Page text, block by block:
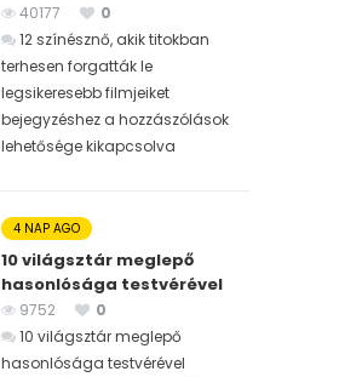
40177
0
12 színésznő, akik titokban
terhesen forgatták le
legsikeresebb filmjeiket
bejegyzéshez a hozzászólások
lehetősége kikapcsolva
4 NAP AGO
10 világsztár meglepő
hasonlósága testvérével
9752
0
10 világsztár meglepő
hasonlósága testvérével